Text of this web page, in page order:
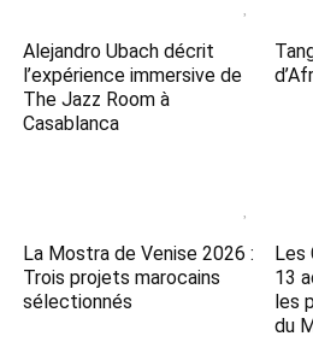
Alejandro Ubach décrit
l’expérience immersive de
The Jazz Room à
Casablanca
La Mostra de Venise 2026 :
Trois projets marocains
sélectionnés
Les
13
les
du